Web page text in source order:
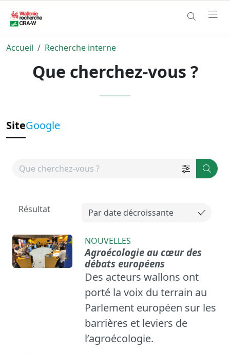
Accueil Recherche interne
Que cherchez-vous ?
SiteGoogle
Résultat
NOUVELLES
Agroécologie au cœur des
débats européens
Des acteurs wallons ont
porté la voix du terrain au
Parlement européen sur les
barrières et leviers de
l’agroécologie.